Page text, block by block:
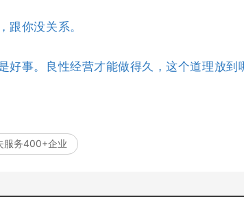
你没关系。
事。良性经营才能做得久，这个道理放到
服务400+企业